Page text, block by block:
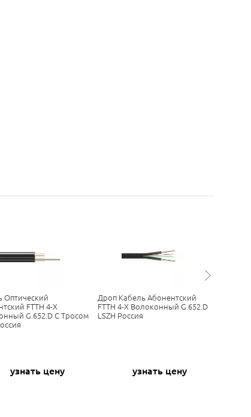
Оптический
FTTH 4-Х
G.652.D С Тросом
узнать цену
Дроп Кабель Абонентский
FTTH 4-Х Волоконный G.652.D
LSZH Россия
узнать цену